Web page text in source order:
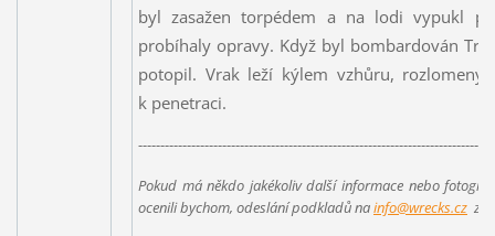
byl zasažen torpédem a na lodi vypukl
probíhaly opravy. Když byl bombardován
potopil. Vrak leží kýlem vzhůru,
k penetraci.
Pokud má někdo jakékoliv další informace nebo
ocenili bychom, odeslání podkladů nainfo@wrecks.czza